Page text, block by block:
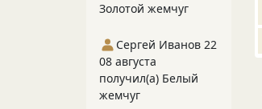
Золотой жемчуг
Сергей Иванов 22
08 августа
получил(а) Белый
жемчуг